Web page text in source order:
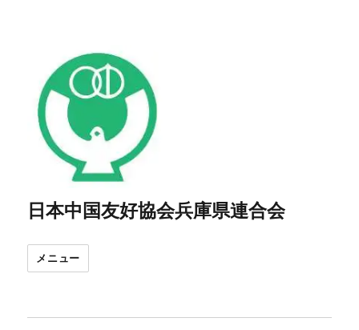
日本中国友好協会兵庫県連合会
メニュー